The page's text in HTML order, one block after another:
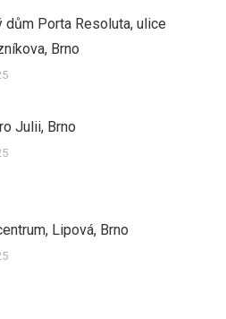
dům Porta Resoluta, ulice
Brno
Julii, Brno
Lipová, Brno